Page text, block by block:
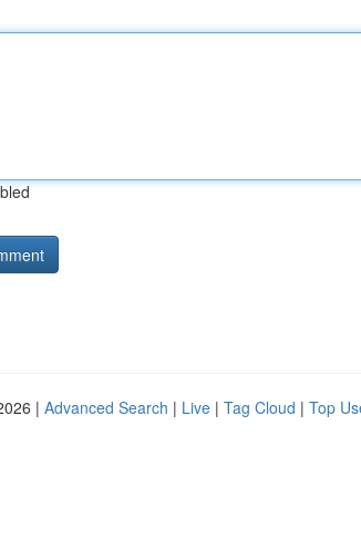
| Advanced Search | Live | Tag Cloud | Top